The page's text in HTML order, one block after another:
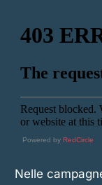
Powered by RedCircle
Nelle